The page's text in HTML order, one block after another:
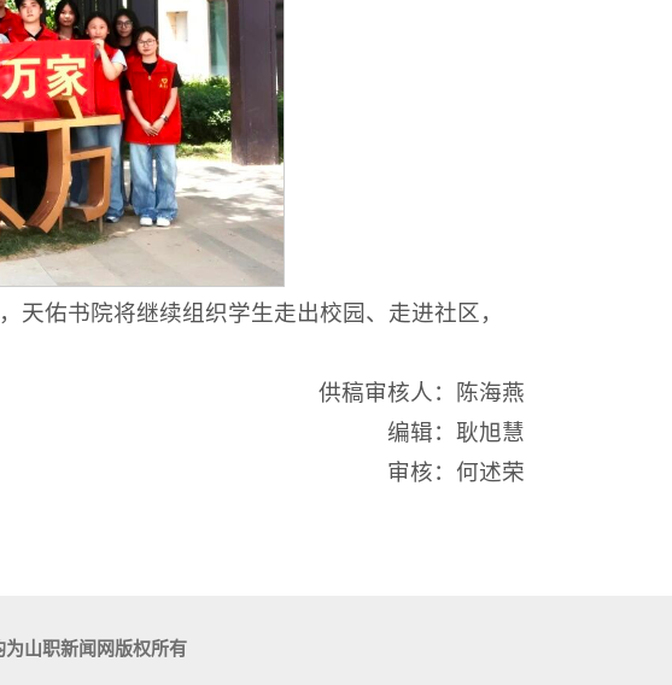
佑书院将继续组织学生走出校园、走进社区，
供稿审核人：陈海燕
编辑：耿旭慧
审核：何述荣
山职新闻网版权所有